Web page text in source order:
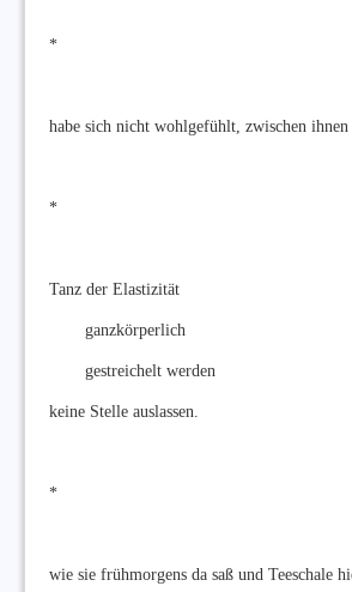
*
habe sich nicht wohlgefühlt, zwischen ihnen
*
Tanz der Elastizität
ganzkörperlich
gestreichelt werden
keine Stelle auslassen.
*
wie sie frühmorgens da saß und Teeschale